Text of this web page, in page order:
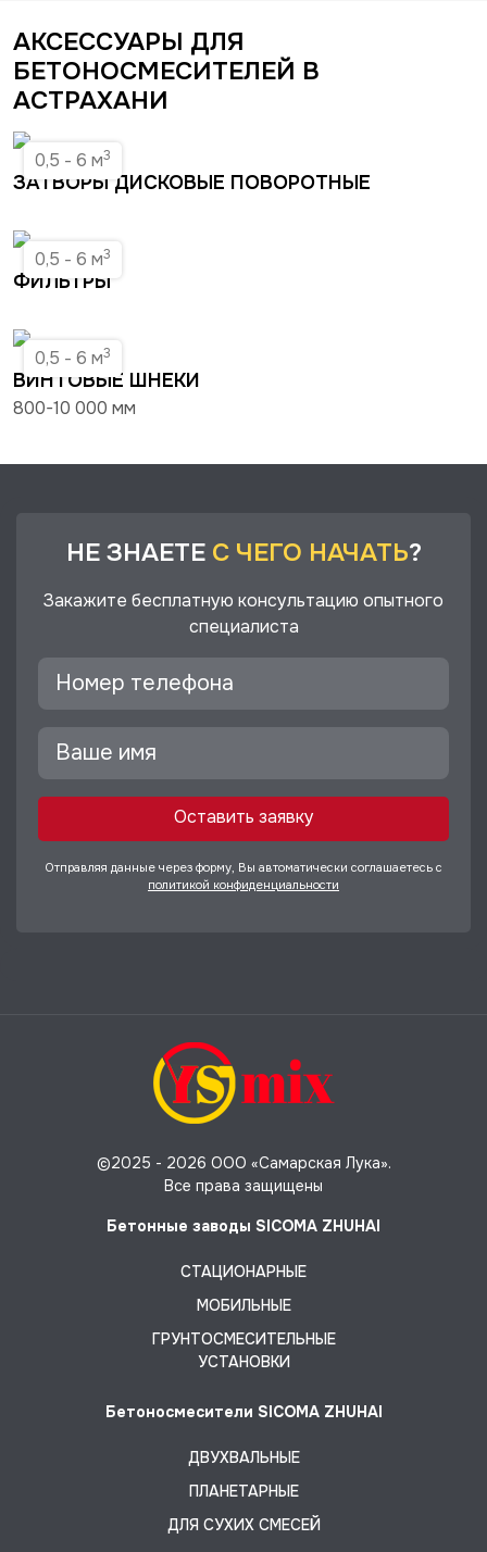
АКСЕССУАРЫ ДЛЯ
БЕТОНОСМЕСИТЕЛЕЙ В
АСТРАХАНИ
0,5 - 6 м3
ЗАТВОРЫ ДИСКОВЫЕ ПОВОРОТНЫЕ
0,5 - 6 м3
ФИЛЬТРЫ
0,5 - 6 м3
ВИНТОВЫЕ ШНЕКИ
800-10 000 мм
НЕ ЗНАЕТЕ С ЧЕГО НАЧАТЬ?
Закажите бесплатную консультацию опытного
специалиста
Оставить заявку
Отправляя данные через форму, Вы автоматически соглашаетесь с
политикой конфиденциальности
©2025 - 2026 ООО «Самарская Лука».
Все права защищены
Бетонные заводы SICOMA ZHUHAI
СТАЦИОНАРНЫЕ
МОБИЛЬНЫЕ
ГРУНТОСМЕСИТЕЛЬНЫЕ
УСТАНОВКИ
Бетоносмесители SICOMA ZHUHAI
ДВУХВАЛЬНЫЕ
ПЛАНЕТАРНЫЕ
ДЛЯ СУХИХ СМЕСЕЙ